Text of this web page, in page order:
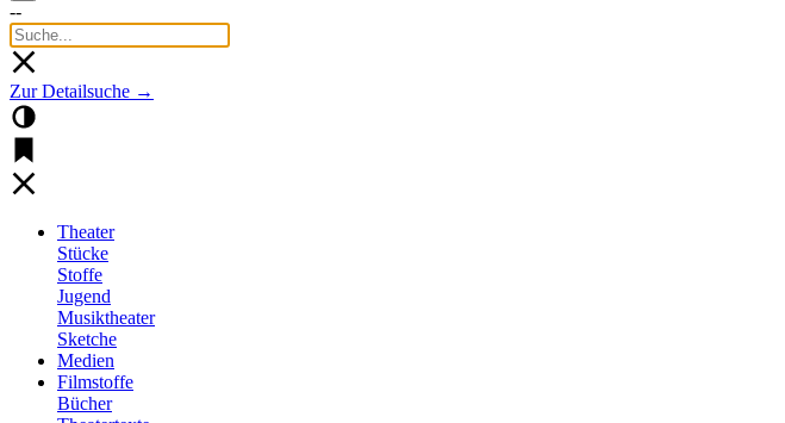
--
Zur Detailsuche →
Theater
Stücke
Stoffe
Jugend
Musiktheater
Sketche
Medien
Filmstoffe
Bücher